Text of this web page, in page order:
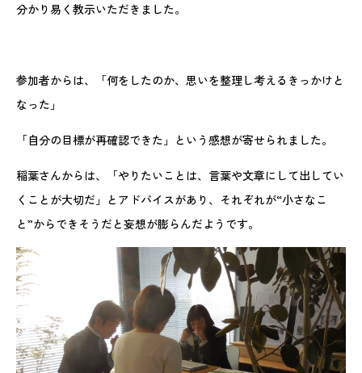
分かり易く教示いただきました。
参加者からは、「何をしたのか、思いを整理し考えるきっかけと
なった」
「自分の目標が再確認できた」という感想が寄せられました。
稲葉さんからは、「やりたいことは、言葉や文章にして出してい
くことが大切だ」とアドバイスがあり、それぞれが“小さなこ
と”からできそうだと妄想が膨らんだようです。